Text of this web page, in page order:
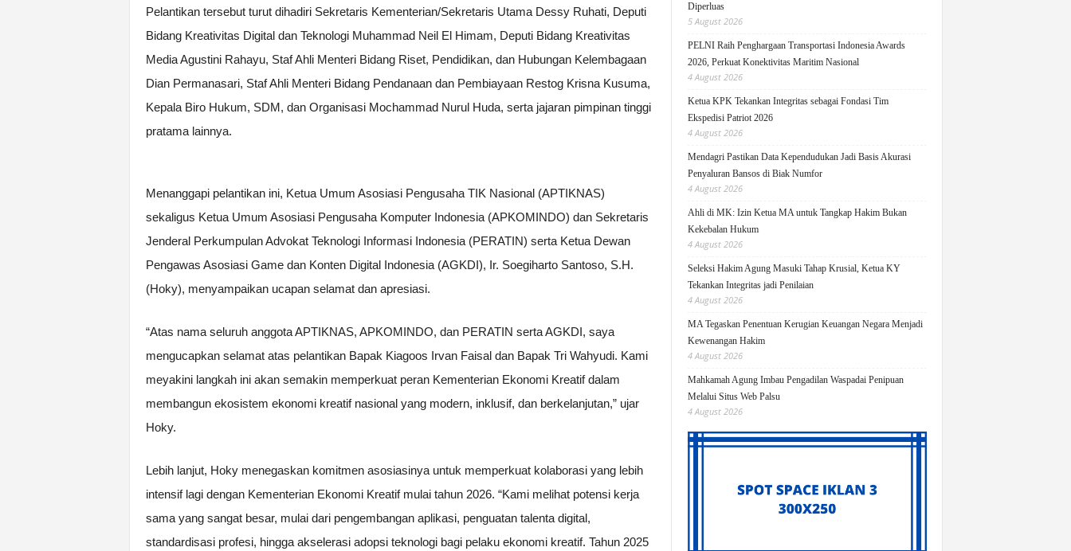
Pelantikan tersebut turut dihadiri Sekretaris Kementerian/Sekretaris Utama Dessy Ruhati, Deputi
Bidang Kreativitas Digital dan Teknologi Muhammad Neil El Himam, Deputi Bidang Kreativitas
Media Agustini Rahayu, Staf Ahli Menteri Bidang Riset, Pendidikan, dan Hubungan Kelembagaan
Dian Permanasari, Staf Ahli Menteri Bidang Pendanaan dan Pembiayaan Restog Krisna Kusuma,
Kepala Biro Hukum, SDM, dan Organisasi Mochammad Nurul Huda, serta jajaran pimpinan tinggi
pratama lainnya.
Menanggapi pelantikan ini, Ketua Umum Asosiasi Pengusaha TIK Nasional (APTIKNAS)
sekaligus Ketua Umum Asosiasi Pengusaha Komputer Indonesia (APKOMINDO) dan Sekretaris
Jenderal Perkumpulan Advokat Teknologi Informasi Indonesia (PERATIN) serta Ketua Dewan
Pengawas Asosiasi Game dan Konten Digital Indonesia (AGKDI), Ir. Soegiharto Santoso, S.H.
(Hoky), menyampaikan ucapan selamat dan apresiasi.
“Atas nama seluruh anggota APTIKNAS, APKOMINDO, dan PERATIN serta AGKDI, saya
mengucapkan selamat atas pelantikan Bapak Kiagoos Irvan Faisal dan Bapak Tri Wahyudi. Kami
meyakini langkah ini akan semakin memperkuat peran Kementerian Ekonomi Kreatif dalam
membangun ekosistem ekonomi kreatif nasional yang modern, inklusif, dan berkelanjutan,” ujar
Hoky.
Lebih lanjut, Hoky menegaskan komitmen asosiasinya untuk memperkuat kolaborasi yang lebih
intensif lagi dengan Kementerian Ekonomi Kreatif mulai tahun 2026. “Kami melihat potensi kerja
sama yang sangat besar, mulai dari pengembangan aplikasi, penguatan talenta digital,
standardisasi profesi, hingga akselerasi adopsi teknologi bagi pelaku ekonomi kreatif. Tahun 2025
Diperluas
5 August 2026
PELNI Raih Penghargaan Transportasi Indonesia Awards
2026, Perkuat Konektivitas Maritim Nasional
4 August 2026
Ketua KPK Tekankan Integritas sebagai Fondasi Tim
Ekspedisi Patriot 2026
4 August 2026
Mendagri Pastikan Data Kependudukan Jadi Basis Akurasi
Penyaluran Bansos di Biak Numfor
4 August 2026
Ahli di MK: Izin Ketua MA untuk Tangkap Hakim Bukan
Kekebalan Hukum
4 August 2026
Seleksi Hakim Agung Masuki Tahap Krusial, Ketua KY
Tekankan Integritas jadi Penilaian
4 August 2026
MA Tegaskan Penentuan Kerugian Keuangan Negara Menjadi
Kewenangan Hakim
4 August 2026
Mahkamah Agung Imbau Pengadilan Waspadai Penipuan
Melalui Situs Web Palsu
4 August 2026